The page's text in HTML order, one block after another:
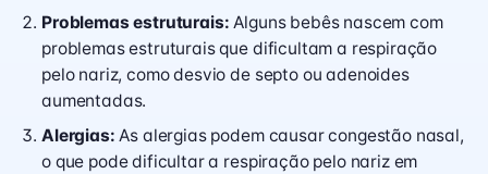
Problemas estruturais: Alguns bebês nascem com
problemas estruturais que dificultam a respiração
pelo nariz, como desvio de septo ou adenoides
aumentadas.
Alergias: As alergias podem causar congestão nasal,
o que pode dificultar a respiração pelo nariz em